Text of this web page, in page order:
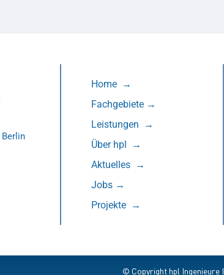
Berlin
Home →
Fachgebiete →
Leistungen
→
Über hpl
→
Aktuelles →
Jobs→
Projekte →
© Copyright hpl Ingenieure I